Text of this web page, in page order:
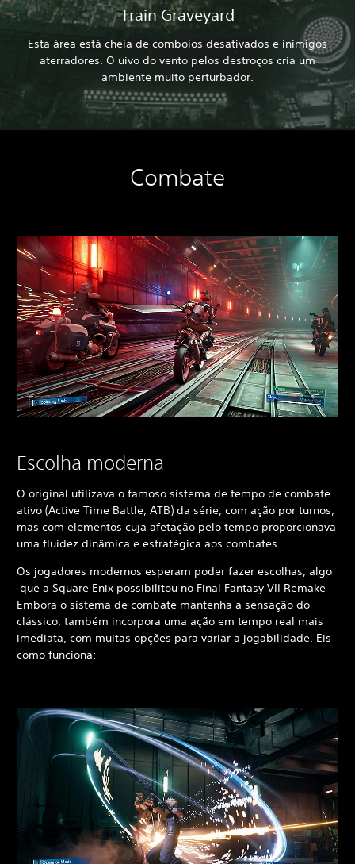
Train Graveyard
Esta área está cheia de comboios desativados e inimigos
aterradores. O uivo do vento pelos destroços cria um
ambiente muito perturbador.
Combate
Escolha moderna
O original utilizava o famoso sistema de tempo de combate
ativo (Active Time Battle, ATB) da série, com ação por turnos,
mas com elementos cuja afetação pelo tempo proporcionava
uma fluidez dinâmica e estratégica aos combates.
Os jogadores modernos esperam poder fazer escolhas, algo
que a Square Enix possibilitou no Final Fantasy VII Remake
Embora o sistema de combate mantenha a sensação do
clássico, também incorpora uma ação em tempo real mais
imediata, com muitas opções para variar a jogabilidade. Eis
como funciona: